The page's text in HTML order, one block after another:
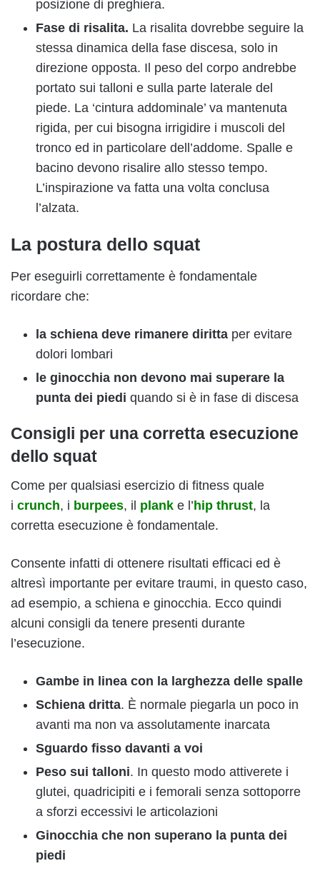
posizione di preghiera.
Fase di risalita. La risalita dovrebbe seguire la
stessa dinamica della fase discesa, solo in
direzione opposta. Il peso del corpo andrebbe
portato sui talloni e sulla parte laterale del
piede. La ‘cintura addominale’ va mantenuta
rigida, per cui bisogna irrigidire i muscoli del
tronco ed in particolare dell’addome. Spalle e
bacino devono risalire allo stesso tempo.
L’inspirazione va fatta una volta conclusa
l’alzata.
La postura dello squat
Per eseguirli correttamente è fondamentale
ricordare che:
la schiena deve rimanere diritta per evitare
dolori lombari
le ginocchia non devono mai superare la
punta dei piedi quando si è in fase di discesa
Consigli per una corretta esecuzione
dello squat
Come per qualsiasi esercizio di fitness quale
i crunch, i burpees, il plank e l’ hip thrust, la
corretta esecuzione è fondamentale.
Consente infatti di ottenere risultati efficaci ed è
altresì importante per evitare traumi, in questo caso,
ad esempio, a schiena e ginocchia. Ecco quindi
alcuni consigli da tenere presenti durante
l’esecuzione.
Gambe in linea con la larghezza delle spalle
Schiena dritta. È normale piegarla un poco in
avanti ma non va assolutamente inarcata
Sguardo fisso davanti a voi
Peso sui talloni. In questo modo attiverete i
glutei, quadricipiti e i femorali senza sottoporre
a sforzi eccessivi le articolazioni
Ginocchia che non superano la punta dei
piedi